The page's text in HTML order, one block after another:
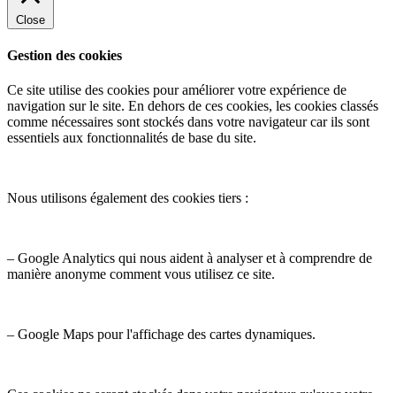
Close
Gestion des cookies
Ce site utilise des cookies pour améliorer votre expérience de
navigation sur le site. En dehors de ces cookies, les cookies classés
comme nécessaires sont stockés dans votre navigateur car ils sont
essentiels aux fonctionnalités de base du site.
Nous utilisons également des cookies tiers :
– Google Analytics qui nous aident à analyser et à comprendre de
manière anonyme comment vous utilisez ce site.
– Google Maps pour l'affichage des cartes dynamiques.